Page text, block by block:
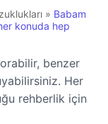
» Babam
konuda hep
benzer
Her
rehberlik için